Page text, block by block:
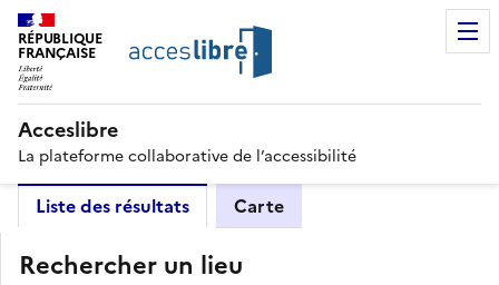
RÉPUBLIQUE
FRANÇAISE
Acceslibre
La plateforme collaborative de l’accessibilité
Liste des résultats Carte
Rechercher un lieu